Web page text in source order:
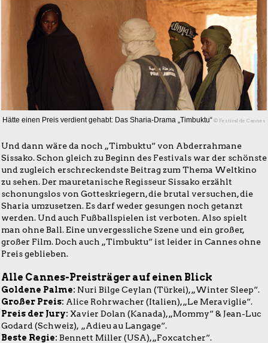
Hätte einen Preis verdient gehabt: Das Sharia-Drama „Timbuktu“ © Festival de Cannes
Und dann wäre da noch „Timbuktu“ von Abderrahmane
Sissako. Schon gleich zu Beginn des Festivals war der schönste
und zugleich erschreckendste Beitrag zum Thema Weltkino
zu sehen. Der mauretanische Regisseur Sissako erzählt
schonungslos von Gotteskriegern, die brutal versuchen, die
Sharia umzusetzen. Es darf weder gesungen noch getanzt
werden. Und auch Fußballspielen ist verboten. Also spielt
man ohne Ball. Eine unvergessliche Szene und ein großer,
großer Film. Doch auch „Timbuktu“ ist leider in Cannes ohne
Preis geblieben.
Alle Cannes-Preisträger auf einen Blick
Goldene Palme: Nuri Bilge Ceylan (Türkei), „Winter Sleep“.
Großer Preis: Alice Rohrwacher (Italien), „Le Meraviglie“.
Preis der Jury: Xavier Dolan (Kanada), „Mommy“ & Jean-Luc
Godard (Schweiz), „Adieu au Langage“.
Beste Regie: Bennett Miller (USA), „Foxcatcher“.